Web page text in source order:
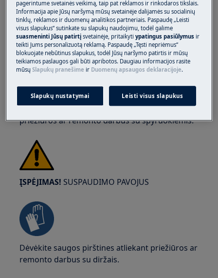
ĮSPĖJIMAS!AKIES SUŽALOJIMO RIZIKA
Dėvėkite apsauginius akinius atliekant
priežiūros ar remonto darbus su spyruoklėmis.
ĮSPĖJIMAS! SUSPAUDIMO PAVOJUS
Dėvėkite saugos pirštines atliekant priežiūros ar
remonto darbus su diržais.
pagerintume svetainės veikimą, taip pat reklamos ir rinkodaros tikslais.
Informacija apie Jūsų naršymą mūsų svetainėje dalijamės su socialinių
tinklų, reklamos ir duomenų analitikos partneriais. Paspaudę „Leisti
visus slapukus“ sutinkate su slapukų naudojimu, todėl galime
suasmeninti Jūsų patirtįsvetainėje, pritaikytiypatingus pasiūlymus ir
teikti Jums personalizuotą reklamą. Paspaudę „Tęsti nepriėmus“
blokuojate nebūtinus slapukus, todėl Jūsų naršymo patirtis ir mūsų
teikiamos paslaugos gali būti apribotos. Daugiau informacijos rasite
mūsųSlapukų pranešime ir Duomenų apsaugos deklaracijoje.
Slapukų nustatymai Leisti visus slapukus